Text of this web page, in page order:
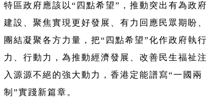
特區政府應該以“四點希望”，推動突出有為政府
建設、聚焦實現更好發展、有力回應民眾期盼、
團結凝聚各方力量，把“四點希望”化作政府執行
力、行動力，為推動經濟發展、改善民生福祉注
入源源不絕的強大動力，香港定能譜寫“一國兩
制”實踐新篇章。